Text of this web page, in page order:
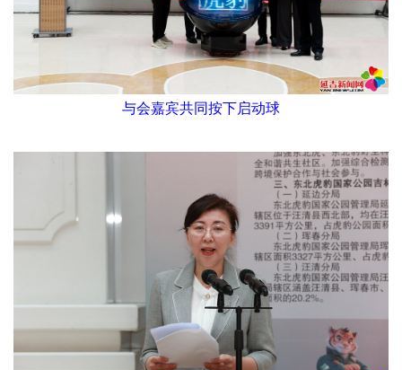
与会嘉宾共同按下启动球